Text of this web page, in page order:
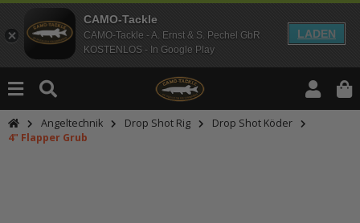
CAMO-Tackle
CAMO-Tackle - A. Ernst & S. Pechel GbR
KOSTENLOS - In Google Play
LADEN
Angeltechnik Drop Shot Rig
Drop Shot Köder
4" Flapper Grub